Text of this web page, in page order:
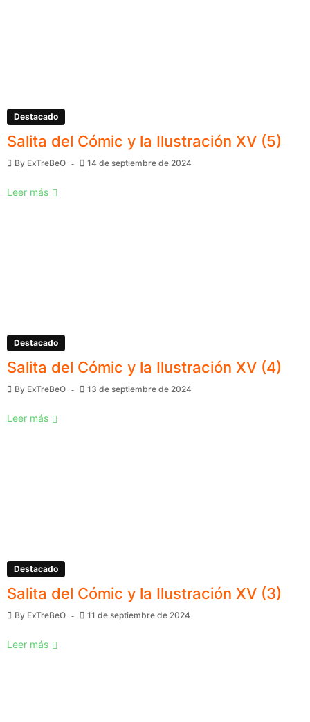
Destacado
Salita del Cómic y la Ilustración XV (5)
By ExTreBeO 14 de septiembre de 2024
Leer más
Destacado
Salita del Cómic y la Ilustración XV (4)
By ExTreBeO 13 de septiembre de 2024
Leer más
Destacado
Salita del Cómic y la Ilustración XV (3)
By ExTreBeO 11 de septiembre de 2024
Leer más